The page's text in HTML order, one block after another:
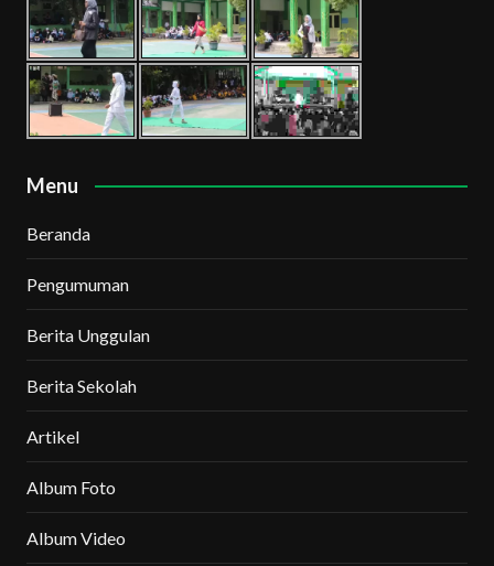
Menu
Beranda
Pengumuman
Berita Unggulan
Berita Sekolah
Artikel
Album Foto
Album Video